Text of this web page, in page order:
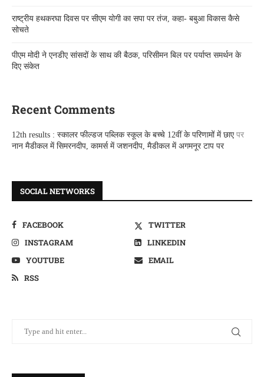
राष्ट्रीय हथकरघा दिवस पर सीएम योगी का सपा पर तंज, कहा- बबुआ विकास कैसे
सोचते
पीएम मोदी ने एनडीए सांसदों के साथ की बैठक, परिसीमन बिल पर पर्याप्त समर्थन के
दिए संकेत
Recent Comments
12th results : स्कालर फील्डज पब्लिक स्कूल के बच्चे 12वीं के परिणामों में छाएपर
नान मैडीकल में सिमरनदीप, कामर्स में जशनदीप, मैडीकल में अगमनूर टाप पर
SOCIAL NETWORKS
FACEBOOK
TWITTER
INSTAGRAM
LINKEDIN
YOUTUBE
EMAIL
RSS